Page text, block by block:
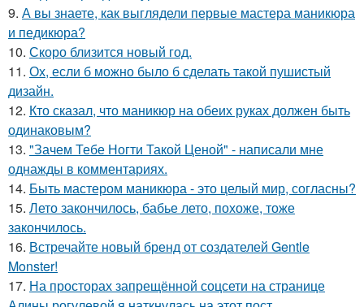
9. А вы знаете, как выглядели первые мастера маникюра
и педикюра?
10. Скоро близится новый год.
11. Ох, если б можно было б сделать такой пушистый
дизайн.
12. Кто сказал, что маникюр на обеих руках должен быть
одинаковым?
13. "Зачем Тебе Ногти Такой Ценой" - написали мне
однажды в комментариях.
14. Быть мастером маникюра - это целый мир, согласны?
15. Лето закончилось, бабье лето, похоже, тоже
закончилось.
16. Встречайте новый бренд от создателей Gentle
Monster!
17. На просторах запрещённой соцсети на странице